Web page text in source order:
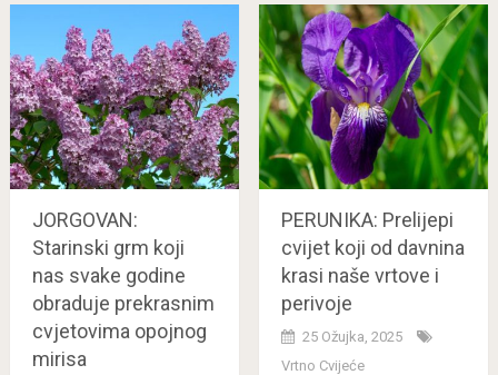
JORGOVAN:
Starinski grm koji
nas svake godine
obraduje prekrasnim
cvjetovima opojnog
mirisa
PERUNIKA: Prelijepi
cvijet koji od davnina
krasi naše vrtove i
perivoje
25 Ožujka, 2025
Vrtno Cvijeće